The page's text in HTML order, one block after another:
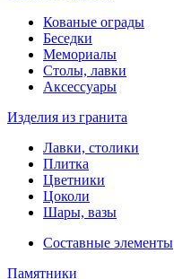
Кованые ограды
Беседки
Мемориалы
Столы, лавки
Аксессуары
Изделия из гранита
Лавки, столики
Плитка
Цветники
Цоколи
Шары, вазы
Составные элементы
Памятники